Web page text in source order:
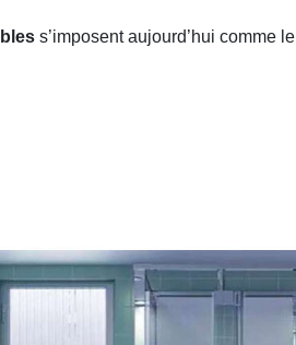
s’imposent aujourd’hui comme le